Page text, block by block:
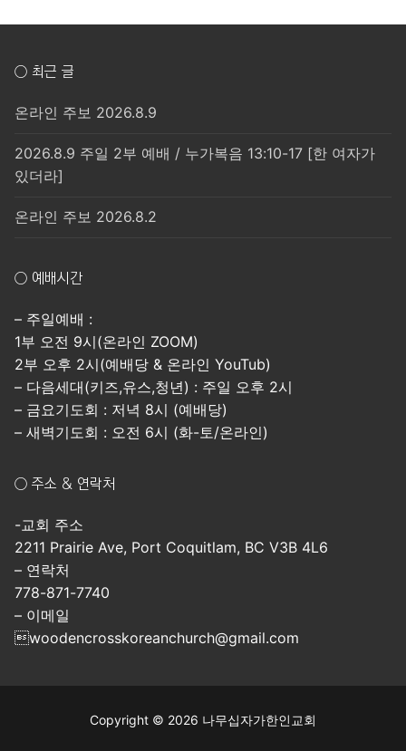
○ 최근 글
온라인 주보 2026.8.9
2026.8.9 주일 2부 예배 / 누가복음 13:10-17 [한 여자가
있더라]
온라인 주보 2026.8.2
○ 예배시간
– 주일예배 :
1부 오전 9시(온라인 ZOOM)
2부 오후 2시(예배당 & 온라인 YouTub)
– 다음세대(키즈,유스,청년) : 주일 오후 2시
– 금요기도회 : 저녁 8시 (예배당)
– 새벽기도회 : 오전 6시 (화-토/온라인)
○ 주소 & 연락처
-교회 주소
2211 Prairie Ave, Port Coquitlam, BC V3B 4L6
– 연락처
778-871-7740
– 이메일
woodencrosskoreanchurch@gmail.com
Copyright © 2026 나무십자가한인교회